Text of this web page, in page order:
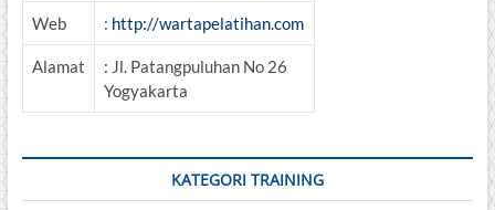
Web : http://wartapelatihan.com
Alamat
: Jl. Patangpuluhan No 26
Yogyakarta
KATEGORI TRAINING